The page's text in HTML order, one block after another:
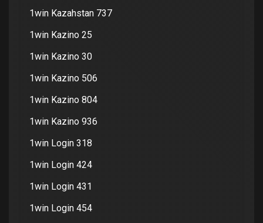
1win Kazahstan 737
1win Kazino 25
1win Kazino 30
1win Kazino 506
1win Kazino 804
1win Kazino 936
1win Login 318
1win Login 424
1win Login 431
1win Login 454